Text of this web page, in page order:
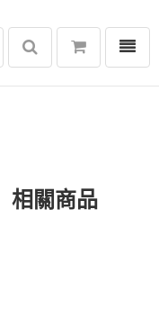
選單
相關商品